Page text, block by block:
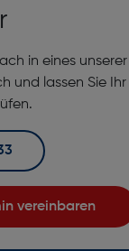
in eines
und lassen Sie
vereinbaren